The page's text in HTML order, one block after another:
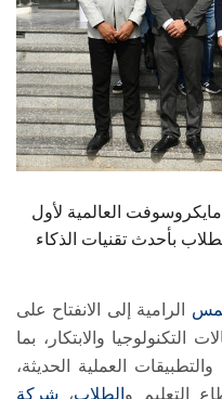
الموظفون
الزائـرون
العالمية لأول
بأحدث تقنيات الذكاء
الرامية إلى الانفتاح على
والابتكار، بما
العملية الحديثة،
التعليم و الطلاب، شركة